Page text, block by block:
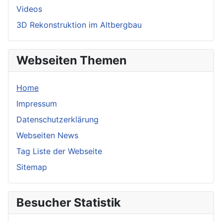
Videos
3D Rekonstruktion im Altbergbau
Webseiten Themen
Home
Impressum
Datenschutzerklärung
Webseiten News
Tag Liste der Webseite
Sitemap
Besucher Statistik